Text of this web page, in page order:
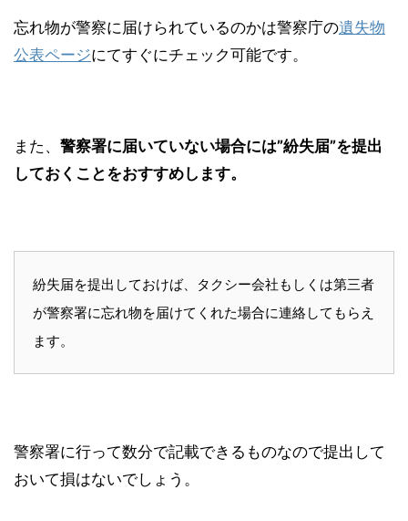
忘れ物が警察に届けられているのかは警察庁の遺失物
公表ページにてすぐにチェック可能です。
また、 警察署に届いていない場合には”紛失届”を提出
しておくことをおすすめします。
紛失届を提出しておけば、タクシー会社もしくは第三者
が警察署に忘れ物を届けてくれた場合に連絡してもらえ
ます。
警察署に行って数分で記載できるものなので提出して
おいて損はないでしょう。